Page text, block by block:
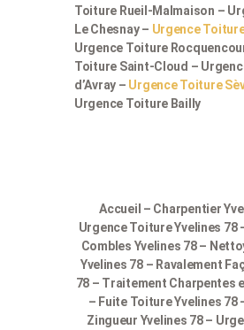
Toiture Rueil-Malmaison –
Le Chesnay – Urgence
Urgence Toiture
Toiture Saint-Cloud –
d’Avray – Urgence Toiture
Urgence Toiture Bailly
Accueil – Charpentier
Urgence Toiture Yvelines 78
Combles Yvelines 78 –
Yvelines 78 – Ravalement
78 – Traitement Charpentes
– Fuite Toiture Yvelines 78
Zingueur Yvelines 78 –